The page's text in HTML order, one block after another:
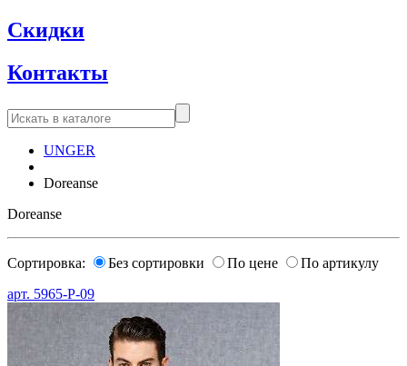
Скидки
Контакты
UNGER
Doreanse
Doreanse
Сортировка: Без сортировки По цене
По артикулу
арт. 5965-P-09